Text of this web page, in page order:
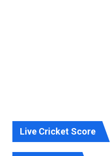
Live Cricket Score